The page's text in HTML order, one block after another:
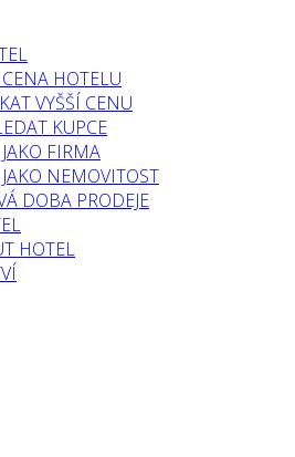
CENA HOTELU
VYŠŠÍ CENU
KUPCE
FIRMA
NEMOVITOST
DOBA PRODEJE
HOTEL